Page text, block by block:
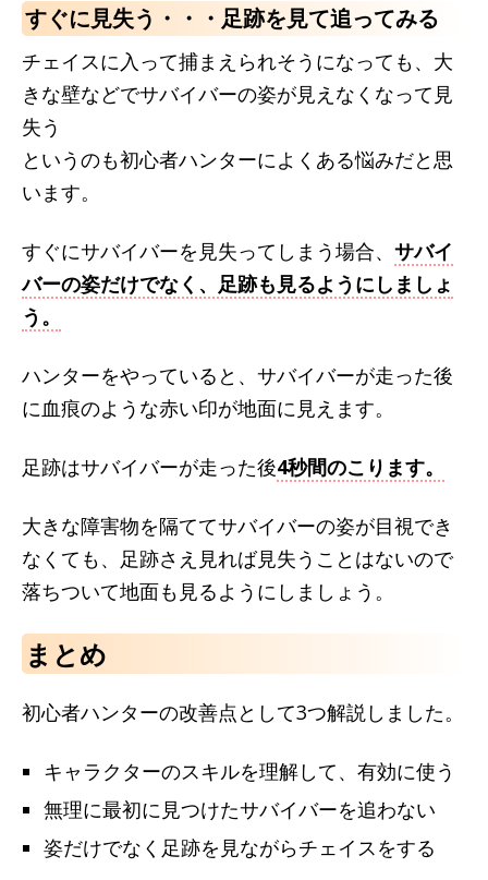
すぐに見失う・・・足跡を見て追ってみる
チェイスに入って捕まえられそうになっても、大
きな壁などでサバイバーの姿が見えなくなって見
失う
というのも初心者ハンターによくある悩みだと思
います。
すぐにサバイバーを見失ってしまう場合、 サバイ
バーの姿だけでなく、足跡も見るようにしましょ
う。
ハンターをやっていると、サバイバーが走った後
に血痕のような赤い印が地面に見えます。
足跡はサバイバーが走った後4秒間のこります。
大きな障害物を隔ててサバイバーの姿が目視でき
なくても、足跡さえ見れば見失うことはないので
落ちついて地面も見るようにしましょう。
まとめ
初心者ハンターの改善点として3つ解説しました。
キャラクターのスキルを理解して、有効に使う
無理に最初に見つけたサバイバーを追わない
姿だけでなく足跡を見ながらチェイスをする